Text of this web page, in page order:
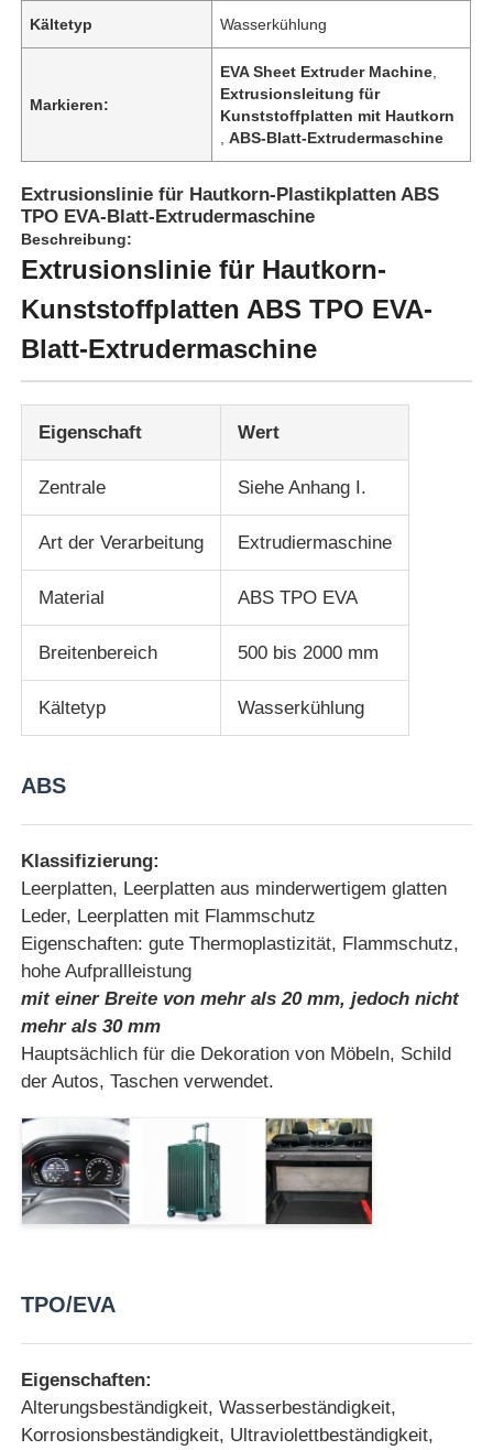
Produkte
Über uns
Werksbesichtigung
Qualitätskontrolle
Kontakt mit uns
Neuigkeiten
Fälle
Angebot anfordern
Haustierblatt-Verdrängungslinie
Kältetyp Wasserkühlung
Markieren:
EVA Sheet Extruder Machine
Extrusionsleitung für
Kunststoffplatten mit Hautkorn
,ABS-Blatt-Extrudermaschine
Extrusionslinie für Hautkorn-Plastikplatten ABS
TPO EVA-Blatt-Extrudermaschine
Beschreibung:
Extrusionslinie für Hautkorn-
Kunststoffplatten ABS TPO EVA-
Blatt-Extrudermaschine
Eigenschaft Wert
Zentrale Siehe Anhang I.
Art der Verarbeitung Extrudiermaschine
Material ABS TPO EVA
Breitenbereich 500 bis 2000 mm
Kältetyp Wasserkühlung
ABS
Klassifizierung:
Leerplatten, Leerplatten aus minderwertigem glatten
Leder, Leerplatten mit Flammschutz
Eigenschaften: gute Thermoplastizität, Flammschutz,
hohe Aufprallleistung
mit einer Breite von mehr als 20 mm, jedoch nicht
mehr als 30 mm
Hauptsächlich für die Dekoration von Möbeln, Schild
der Autos, Taschen verwendet.
TPO/EVA
Eigenschaften:
Alterungsbeständigkeit, Wasserbeständigkeit,
Korrosionsbeständigkeit, Ultraviolettbeständigkeit,